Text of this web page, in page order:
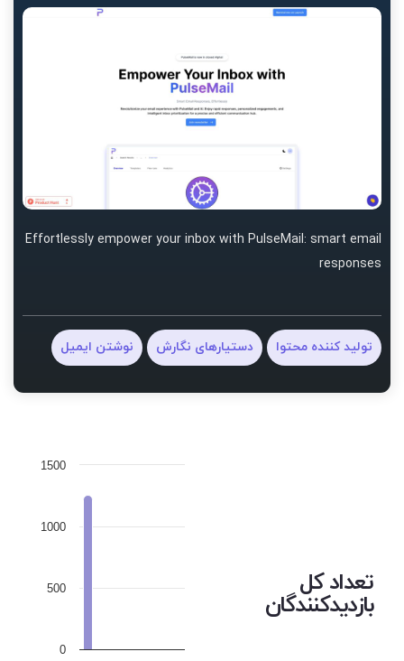
Effortlessly empower your inbox with PulseMail: smart email
responses
تولید کننده محتوا دستیارهای نگارش نوشتن ایمیل
تعداد کل
بازدیدکنندگان
0
500
1000
1500